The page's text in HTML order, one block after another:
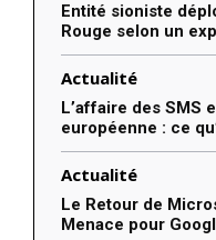
Entité sioniste
Rouge selon un
Actualité
L’affaire des SMS
européenne : ce
Actualité
Le Retour de
Menace pour